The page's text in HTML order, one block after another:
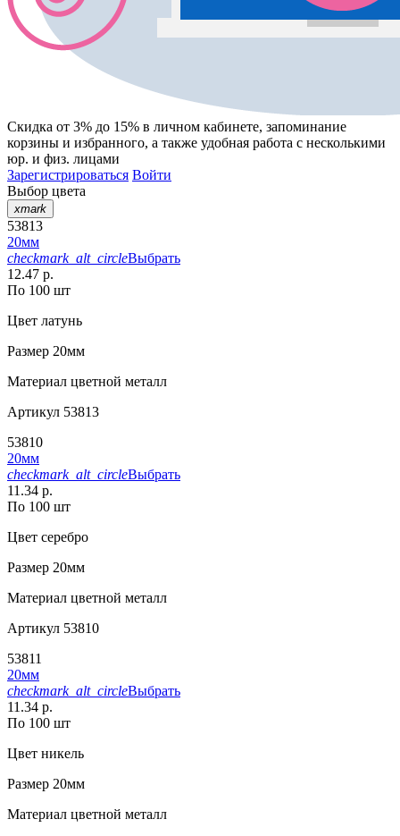
Скидка от 3% до 15% в личном кабинете, запоминание
корзины и избранного, а также удобная работа с несколькими
юр. и физ. лицами
Зарегистрироваться Войти
Выбор цвета
xmark
53813
20мм
checkmark_alt_circleВыбрать
12.47 р.
По 100 шт
Цвет латунь
Размер 20мм
Материал цветной металл
Артикул 53813
53810
20мм
checkmark_alt_circleВыбрать
11.34 р.
По 100 шт
Цвет серебро
Размер 20мм
Материал цветной металл
Артикул 53810
53811
20мм
checkmark_alt_circleВыбрать
11.34 р.
По 100 шт
Цвет никель
Размер 20мм
Материал цветной металл